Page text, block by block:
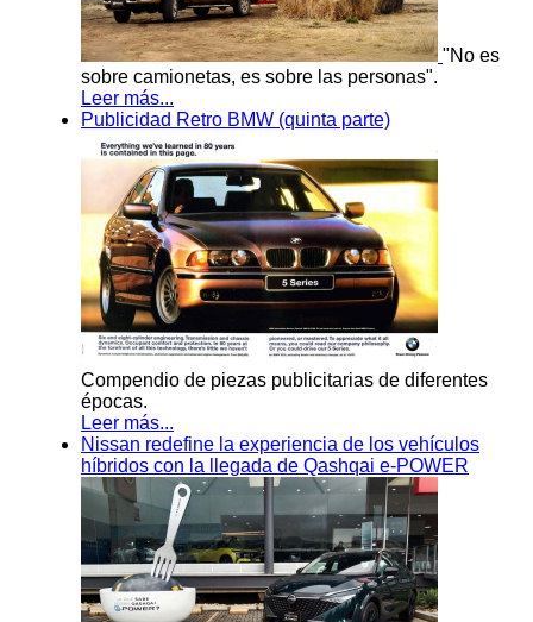
"No es
sobre camionetas, es sobre las personas".
Leer más...
Publicidad Retro BMW (quinta parte)
Compendio de piezas publicitarias de diferentes
épocas.
Leer más...
Nissan redefine la experiencia de los vehículos
híbridos con la llegada de Qashqai e-POWER